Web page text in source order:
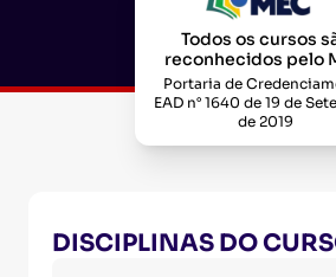
Todos os cursos
reconhecidos pelo
Portaria de
EAD n° 1640 de 19 de
de 2019
DISCIPLINAS DO